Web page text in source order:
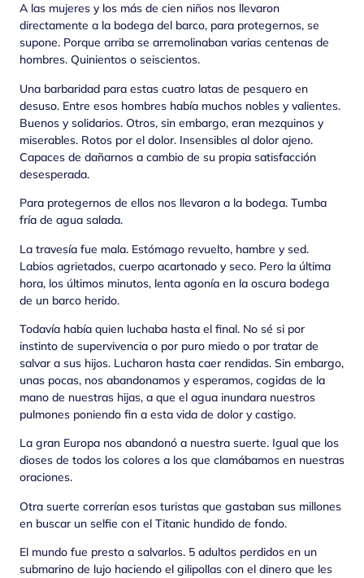
A las mujeres y los más de cien niños nos llevaron
directamente a la bodega del barco, para protegernos, se
supone. Porque arriba se arremolinaban varias centenas de
hombres. Quinientos o seiscientos.
Una barbaridad para estas cuatro latas de pesquero en
desuso. Entre esos hombres había muchos nobles y valientes.
Buenos y solidarios. Otros, sin embargo, eran mezquinos y
miserables. Rotos por el dolor. Insensibles al dolor ajeno.
Capaces de dañarnos a cambio de su propia satisfacción
desesperada.
Para protegernos de ellos nos llevaron a la bodega. Tumba
fría de agua salada.
La travesía fue mala. Estómago revuelto, hambre y sed.
Labios agrietados, cuerpo acartonado y seco. Pero la última
hora, los últimos minutos, lenta agonía en la oscura bodega
de un barco herido.
Todavía había quien luchaba hasta el final. No sé si por
instinto de supervivencia o por puro miedo o por tratar de
salvar a sus hijos. Lucharon hasta caer rendidas. Sin embargo,
unas pocas, nos abandonamos y esperamos, cogidas de la
mano de nuestras hijas, a que el agua inundara nuestros
pulmones poniendo fin a esta vida de dolor y castigo.
La gran Europa nos abandonó a nuestra suerte. Igual que los
dioses de todos los colores a los que clamábamos en nuestras
oraciones.
Otra suerte correrían esos turistas que gastaban sus millones
en buscar un selfie con el Titanic hundido de fondo.
El mundo fue presto a salvarlos. 5 adultos perdidos en un
submarino de lujo haciendo el gilipollas con el dinero que les